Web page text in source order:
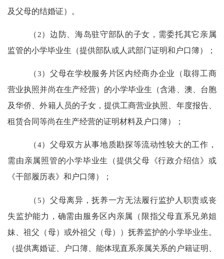
及父母的结婚证）。
（ 2）边防、海岛驻守部队的子女，需委托其它亲属
监管的小学毕业生（提供部队或人武部门证明和户口簿）；
（3）父母在学校服务片区内经商办企业（取得工商
营业执照并尚在生产经营）的小学毕业生（含港、澳、台胞
及华侨、外籍人员的子女，提供工商营业执照、年度报告、
租赁合同等尚在生产经营的证明材料及户口簿）；
（4）父母双方从事地质勘探等流动性较大的工作，
需由亲属照管的小学毕业生（提供父母《行政介绍信》或
《干部履历表》和户口簿）；
（ 5）父母离异，抚养一方无法履行监护人职责或丧
失监护能力，确需由服务区内亲属（限指父母直系兄弟姐
妹、祖父（母）或外祖父（母））抚养监护的小学毕业生。
（提供离婚证、户口簿、能体现直系亲属关系的户籍证明、